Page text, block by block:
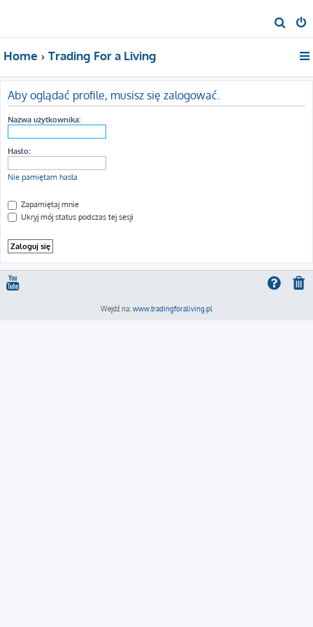
z
j
Home Trading For a Living
Aby oglądać profile, musisz się zalogować.
Nazwa użytkownika:
Hasło:
Nie pamiętam hasła
Zapamiętaj mnie
Ukryj mój status podczas tej sesji
Wejdź na: www.tradingforaliving.pl